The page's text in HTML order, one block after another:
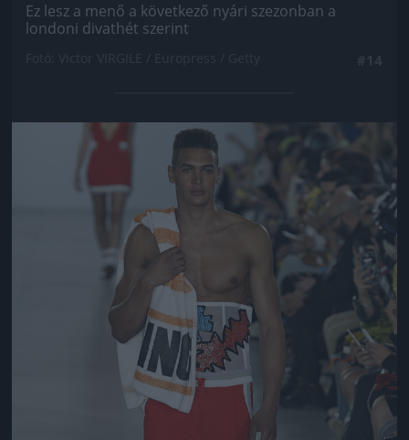
Ez lesz a menő a következő nyári szezonban a
londoni divathét szerint
Jön még kép!